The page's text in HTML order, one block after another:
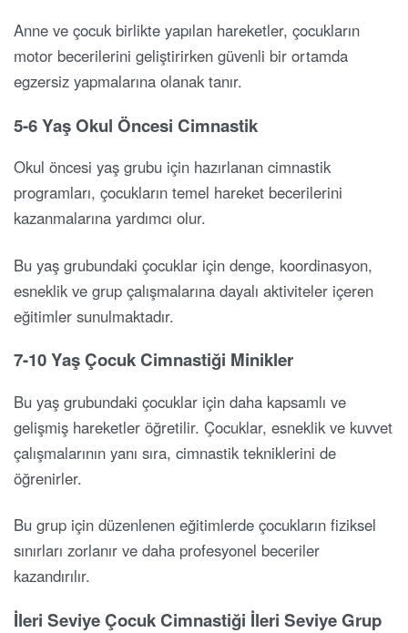
Anne ve çocuk birlikte yapılan hareketler, çocukların
motor becerilerini geliştirirken güvenli bir ortamda
egzersiz yapmalarına olanak tanır.
5-6 Yaş Okul Öncesi Cimnastik
Okul öncesi yaş grubu için hazırlanan cimnastik
programları, çocukların temel hareket becerilerini
kazanmalarına yardımcı olur.
Bu yaş grubundaki çocuklar için denge, koordinasyon,
esneklik ve grup çalışmalarına dayalı aktiviteler içeren
eğitimler sunulmaktadır.
7-10 Yaş Çocuk Cimnastiği Minikler
Bu yaş grubundaki çocuklar için daha kapsamlı ve
gelişmiş hareketler öğretilir. Çocuklar, esneklik ve kuvvet
çalışmalarının yanı sıra, cimnastik tekniklerini de
öğrenirler.
Bu grup için düzenlenen eğitimlerde çocukların fiziksel
sınırları zorlanır ve daha profesyonel beceriler
kazandırılır.
İleri Seviye Çocuk Cimnastiği İleri Seviye Grup